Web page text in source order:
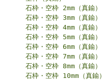
石枠・空枠 2mm（真鍮）
石枠・空枠 3mm（真鍮）
石枠・空枠 4mm（真鍮）
石枠・空枠 5mm（真鍮）
石枠・空枠 6mm（真鍮）
石枠・空枠 7mm（真鍮）
石枠・空枠 8mm（真鍮）
石枠・空枠 10mm（真鍮）